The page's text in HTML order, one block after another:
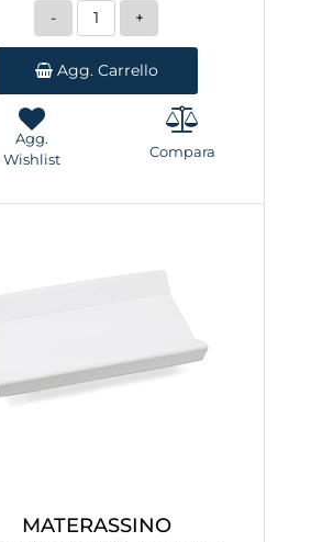
Quantità
Agg. Carrello
Agg.
Wishlist
Compara
MATERASSINO